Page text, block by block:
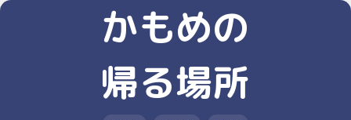
かもめの
帰る場所